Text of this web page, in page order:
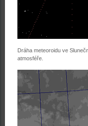
Dráha meteoroidu ve
atmosféře.